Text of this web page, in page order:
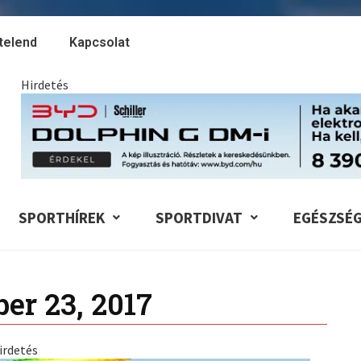
Kapcsolat
Hirdetés
SPORTHÍREK SPORTDIVAT EGÉSZSÉG
23, 2017